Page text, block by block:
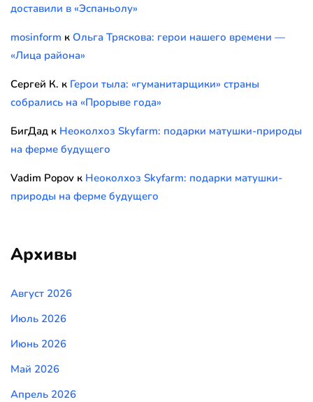
доставили в «Эспаньолу»
mosinform к Ольга Тряскова: герои нашего времени —
«Лица района»
Сергей К. к Герои тыла: «гуманитарщики» страны
собрались на «Прорыве года»
БигДад к Неоколхоз Skyfarm: подарки матушки-природы
на ферме будущего
Vadim Popov к Неоколхоз Skyfarm: подарки матушки-
природы на ферме будущего
Архивы
Август 2026
Июль 2026
Июнь 2026
Май 2026
Апрель 2026